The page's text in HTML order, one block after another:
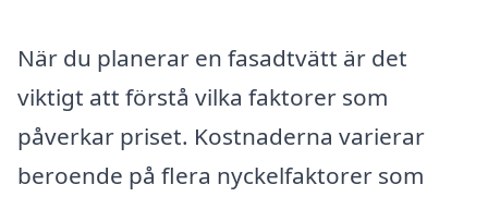
När du planerar en fasadtvätt är det
viktigt att förstå vilka faktorer som
påverkar priset. Kostnaderna varierar
beroende på flera nyckelfaktorer som